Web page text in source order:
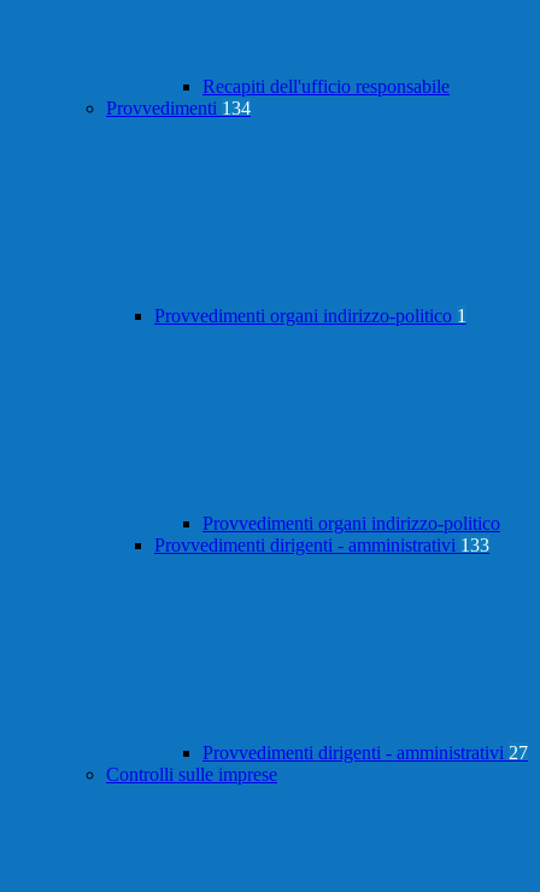
Recapiti dell'ufficio responsabile
Provvedimenti 134
Provvedimenti organi indirizzo-politico 1
Provvedimenti organi indirizzo-politico
Provvedimenti dirigenti - amministrativi 133
Provvedimenti dirigenti - amministrativi 27
Controlli sulle imprese